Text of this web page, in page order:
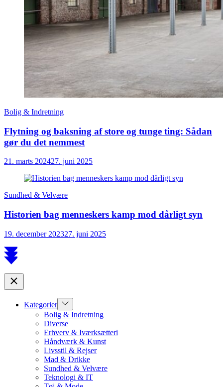
Bolig & Indretning
Flytning og baksning af store og tunge ting: Sådan
gør du det nemmest
21. marts 202427. juni 2025
Sundhed & Velvære
Historien bag menneskers kamp mod dårligt syn
19. december 202327. juni 2025
Scroll
to
Close
Kategorier Show
sub
menu
Bolig & Indretning
Diverse
Erhverv & Iværksætteri
Håndværk & Kunst
Livsstil & Rejser
Mad & Drikke
Sundhed & Velvære
Teknologi & IT